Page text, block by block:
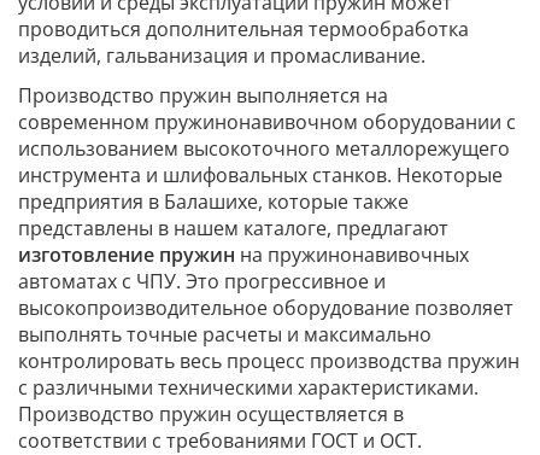
проводиться дополнительная термообработка
изделий, гальванизация и промасливание.
Производство пружин выполняется на
современном пружинонавивочном оборудовании с
использованием высокоточного металлорежущего
инструмента и шлифовальных станков. Некоторые
предприятия в Балашихе, которые также
представлены в нашем каталоге, предлагают
изготовление пружин на пружинонавивочных
автоматах с ЧПУ. Это прогрессивное и
высокопроизводительное оборудование позволяет
выполнять точные расчеты и максимально
контролировать весь процесс производства пружин
с различными техническими характеристиками.
Производство пружин осуществляется в
соответствии с требованиями ГОСТ и ОСТ.